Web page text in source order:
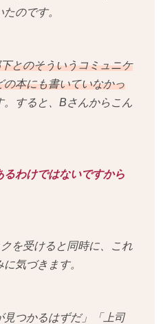
のです。
とのそういうコミュニケ
本にも書いていなかっ
すると、Bさんからこん
るわけではないですから
を受けると同時に、これ
気づきます。
見つかるはずだ」「上司